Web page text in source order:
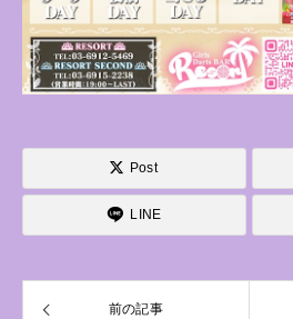
Post
LINE
前の記事